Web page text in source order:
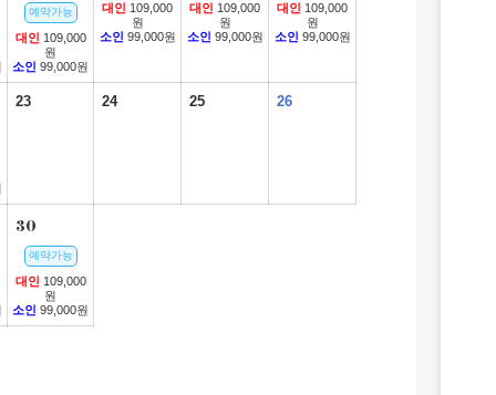
예약가능
대인 109,000
원
소인 99,000원
대인 109,000
원
소인 99,000원
대인 109,000
원
소인 99,000원
대인 109,000
원
소인 99,000원
23 24 25 26
30
예약가능
대인 109,000
원
소인 99,000원